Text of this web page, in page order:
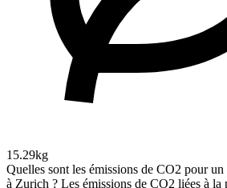
15.29kg
Quelles sont les émissions de CO2 pour
à Zurich ? Les émissions de CO2 liées à la